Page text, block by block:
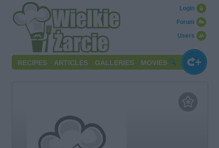
Users
Forum
Login
RECIPES ARTICLES GALLERIES MOVIES